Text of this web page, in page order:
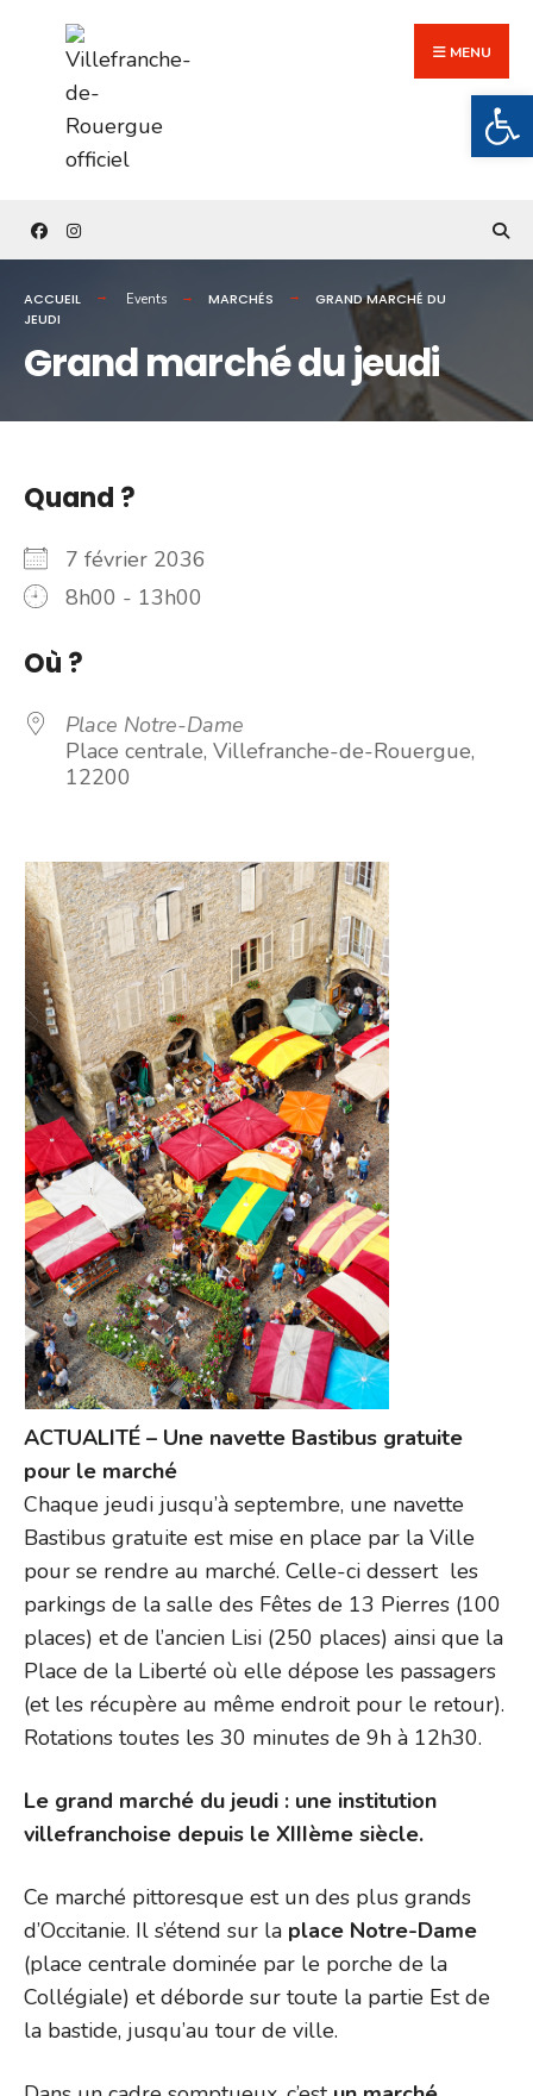
content
MENU
ACCUEIL Events MARCHÉS
GRAND MARCHÉ DU
JEUDI
Grand marché du jeudi
Quand ?
7 février 2036
8h00 - 13h00
Où ?
Place Notre-Dame
Place centrale, Villefranche-de-Rouergue,
12200
ACTUALITÉ – Une navette Bastibus gratuite
pour le marché
Chaque jeudi jusqu’à septembre, une navette
Bastibus gratuite est mise en place par la Ville
pour se rendre au marché. Celle-ci dessert les
parkings de la salle des Fêtes de 13 Pierres (100
places) et de l’ancien Lisi (250 places) ainsi que la
Place de la Liberté où elle dépose les passagers
(et les récupère au même endroit pour le retour).
Rotations toutes les 30 minutes de 9h à 12h30.
Le grand marché du jeudi : une institution
villefranchoise depuis le XIIIème siècle.
Ce marché pittoresque est un des plus grands
d’Occitanie. Il s’étend sur la place Notre-Dame
(place centrale dominée par le porche de la
Collégiale) et déborde sur toute la partie Est de
la bastide, jusqu’au tour de ville.
for: